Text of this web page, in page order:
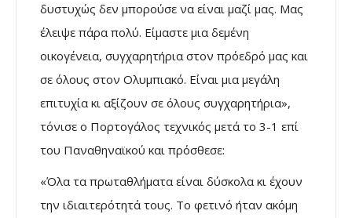
δυστυχώς δεν μπορούσε να είναι μαζί μας. Μας
έλειψε πάρα πολύ. Είμαστε μια δεμένη
οικογένεια, συγχαρητήρια στον πρόεδρό μας και
σε όλους στον Ολυμπιακό. Είναι μια μεγάλη
επιτυχία κι αξίζουν σε όλους συγχαρητήρια»,
τόνισε ο Πορτογάλος τεχνικός μετά το 3-1 επί
του Παναθηναϊκού και πρόσθεσε:
«Όλα τα πρωταθλήματα είναι δύσκολα κι έχουν
την ιδιαιτερότητά τους. Το φετινό ήταν ακόμη